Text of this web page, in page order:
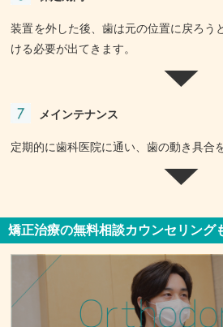
装置を外した後、歯は元の位置に戻ろう
ける必要が出てきます。
メインテナンス
定期的に歯科医院に通い、歯の動き具合
矯正治療の無料相談カウンセリング